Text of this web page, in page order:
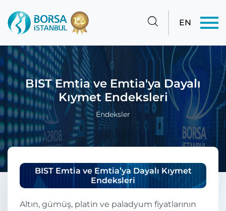
EN
BIST Emtia ve Emtia'ya Dayalı
Kıymet Endeksleri
Endeksler
BIST Emtia ve Emtia’ya Dayalı Kıymet
Endeksleri
Altın, gümüş, platin ve paladyum fiyatlarının